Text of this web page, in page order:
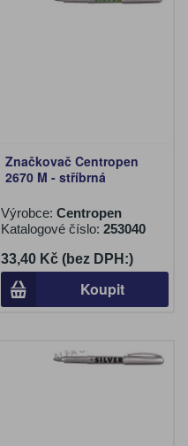
Značkovač Centropen
2670 M - stříbrná
Výrobce: Centropen
Katalogové číslo: 253040
33,40 Kč (bez DPH:)
Koupit